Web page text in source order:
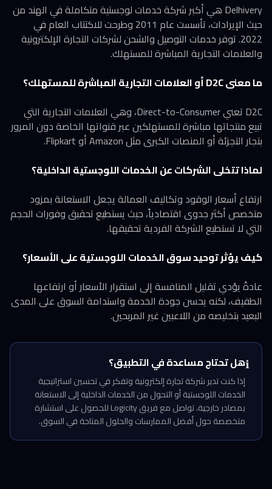
Delhivery هي أكبر شركة خدمات لوجستية متكاملة في الهند من
حيث الإيرادات، تأسست عام 2011 وطرحت للاكتتاب العام في
2022. توفر خدمات التوصيل والشحن لشركات التجارة الإلكترونية
والعلامات التجارية المباشرة للمستهلك.
ما معنى D2C أو العلامات التجارية المباشرة للمستهلك؟
D2C تعني Direct-to-Consumer، وهي العلامات التجارية التي
تبيع منتجاتها مباشرة للمستهلكين عبر قنواتها الخاصة دون المرور
بتجار التجزئة أو المنصات الكبرى مثل Amazon أو Flipkart.
لماذا تتخلى الشركات عن الخدمات اللوجستية الداخلية؟
ارتفاع أسعار الوقود وتكاليف العمالة يجعل الاستعانة بمزود
متخصص أكثر جدوى اقتصادياً، حيث يستطيع تحقيق وفورات الحجم
التي لا تستطيع الشركة الفردية تحقيقها.
كيف يؤثر توحيد سوق الخدمات اللوجستية على الأسعار؟
عادةً يؤدي تقليل المنافسة إلى استقرار الأسعار أو ارتفاعها
الطفيف، لكنه يحسن جودة الخدمة واستدامة السوق على المدى
البعيد بتخليصه من اللاعبين غير المربحين.
ℹ️هل تحتاج مساعدة في التطبيق؟
إذا كنت تدير شركة تجارة إلكترونية وتفكر في تحسين استراتيجية
الخدمات اللوجستية أو التحول من الخدمات الداخلية إلى الاستعانة
بمصادر خارجية، تواصل مع فريق Logicity للحصول على استشارة
متخصصة حول أفضل الممارسات والحلول المتاحة في السوق.